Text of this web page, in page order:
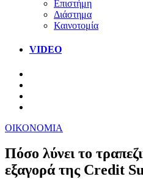
Επιστήμη
Διάστημα
Καινοτομία
VIDEO
ΟΙΚΟΝΟΜΙΑ
Πόσο λύνει το
εξαγορά της Credit